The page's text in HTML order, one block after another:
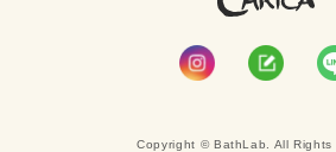
Copyright © BathLab. All Rights